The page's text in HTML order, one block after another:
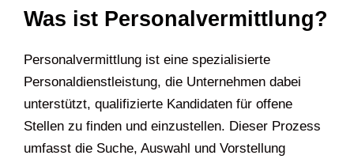
Was ist Personalvermittlung?
Personalvermittlung ist eine spezialisierte
Personaldienstleistung, die Unternehmen dabei
unterstützt, qualifizierte Kandidaten für offene
Stellen zu finden und einzustellen. Dieser Prozess
umfasst die Suche, Auswahl und Vorstellung